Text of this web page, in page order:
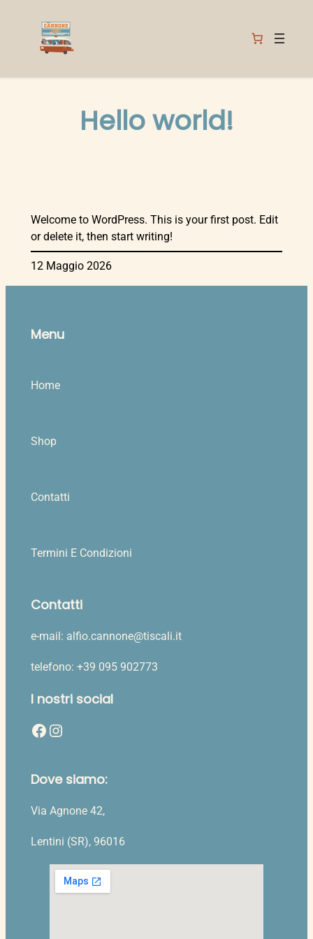
al
Hello world!
Welcome to WordPress. This is your first post. Edit
or delete it, then start writing!
12 Maggio 2026
Menu
Home
Shop
Contatti
Termini E Condizioni
Contatti
e-mail: alfio.cannone@tiscali.it
telefono: +39 095 902773
I nostri social
Facebook Instagram
Dove siamo:
Via Agnone 42,
Lentini (SR), 96016